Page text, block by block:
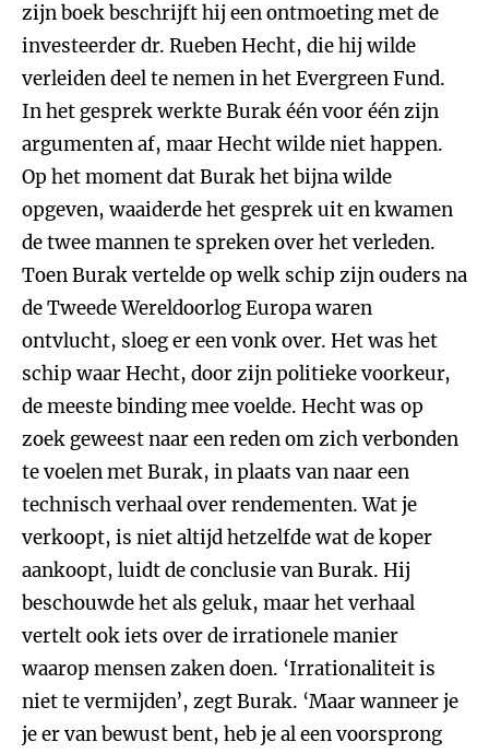
zijn boek beschrijft hij een ontmoeting met de
investeerder dr. Rueben Hecht, die hij wilde
verleiden deel te nemen in het Evergreen Fund.
In het gesprek werkte Burak één voor één zijn
argumenten af, maar Hecht wilde niet happen.
Op het moment dat Burak het bijna wilde
opgeven, waaiderde het gesprek uit en kwamen
de twee mannen te spreken over het verleden.
Toen Burak vertelde op welk schip zijn ouders na
de Tweede Wereldoorlog Europa waren
ontvlucht, sloeg er een vonk over. Het was het
schip waar Hecht, door zijn politieke voorkeur,
de meeste binding mee voelde. Hecht was op
zoek geweest naar een reden om zich verbonden
te voelen met Burak, in plaats van naar een
technisch verhaal over rendementen. Wat je
verkoopt, is niet altijd hetzelfde wat de koper
aankoopt, luidt de conclusie van Burak. Hij
beschouwde het als geluk, maar het verhaal
vertelt ook iets over de irrationele manier
waarop mensen zaken doen. ‘Irrationaliteit is
niet te vermijden’, zegt Burak. ‘Maar wanneer je
je er van bewust bent, heb je al een voorsprong